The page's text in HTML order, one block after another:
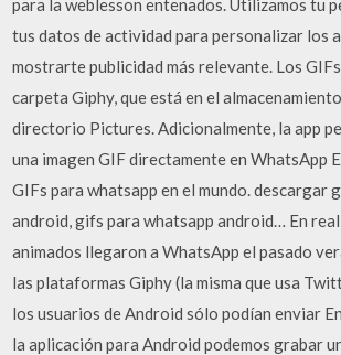
para la weblesson entenados. Utilizamos tu
tus datos de actividad para personalizar los
mostrarte publicidad más relevante. Los
carpeta Giphy, que está en el
directorio Pictures. Adicionalmente, la app
una imagen GIF directamente en WhatsApp
GIFs para whatsapp en el mundo. descargar
android, gifs para whatsapp android… En
animados llegaron a WhatsApp el pasado
las plataformas Giphy (la misma que usa
los usuarios de Android sólo podían enviar
la aplicación para Android podemos grabar